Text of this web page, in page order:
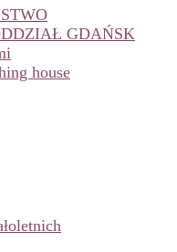
GDAŃSK
house